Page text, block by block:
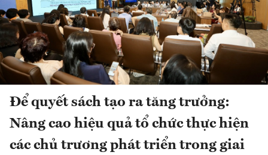
Để quyết sách tạo ra tăng trưởng:
Nâng cao hiệu quả tổ chức thực hiện
các chủ trương phát triển trong giai